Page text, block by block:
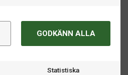
GODKÄNN ALLA
Statistiska